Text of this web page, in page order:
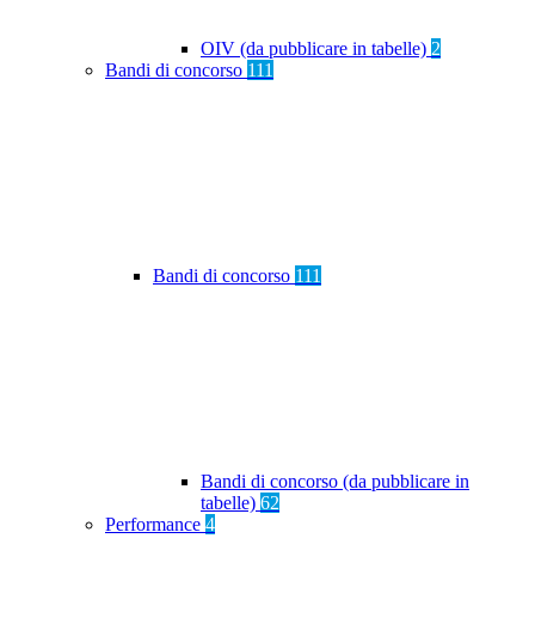
OIV (da pubblicare in tabelle) 2
Bandi di concorso 111
Bandi di concorso 111
Bandi di concorso (da pubblicare in
tabelle) 62
Performance 4